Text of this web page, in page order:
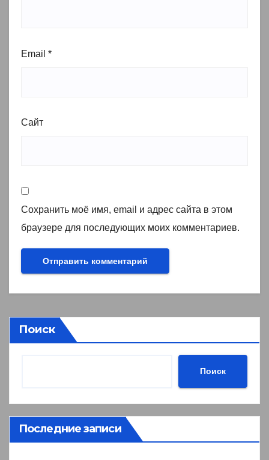
Email *
Сайт
Сохранить моё имя, email и адрес сайта в этом
браузере для последующих моих комментариев.
Поиск
Поиск
Последние записи